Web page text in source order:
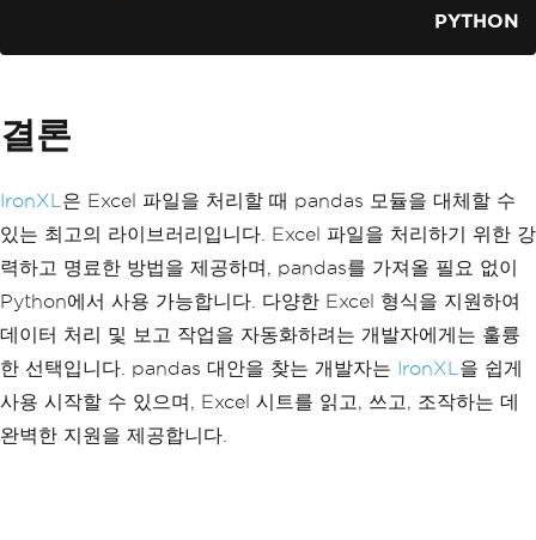
PYTHON
결론
IronXL 은 Excel 파일을 처리할 때 pandas 모듈을 대체할 수
있는 최고의 라이브러리입니다. Excel 파일을 처리하기 위한 강
력하고 명료한 방법을 제공하며, pandas를 가져올 필요 없이
Python에서 사용 가능합니다. 다양한 Excel 형식을 지원하여
데이터 처리 및 보고 작업을 자동화하려는 개발자에게는 훌륭
한 선택입니다. pandas 대안을 찾는 개발자는 IronXL 을 쉽게
사용 시작할 수 있으며, Excel 시트를 읽고, 쓰고, 조작하는 데
완벽한 지원을 제공합니다.